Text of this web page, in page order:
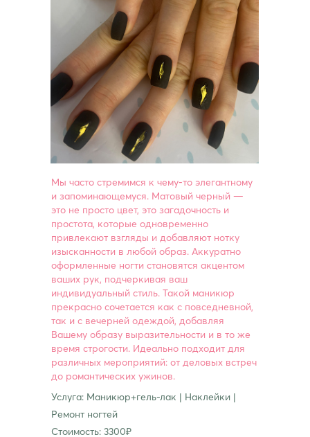
Услуга: Маникюр+гель-лак | Наклейки |
Ремонт ногтей
Стоимость: 3300₽
Мы часто стремимся к чему-то элегантному
и запоминающемуся. Матовый черный —
это не просто цвет, это загадочность и
простота, которые одновременно
привлекают взгляды и добавляют нотку
изысканности в любой образ. Аккуратно
оформленные ногти становятся акцентом
ваших рук, подчеркивая ваш
индивидуальный стиль. Такой маникюр
прекрасно сочетается как с повседневной,
так и с вечерней одеждой, добавляя
Вашему образу выразительности и в то же
время строгости. Идеально подходит для
различных мероприятий: от деловых встреч
до романтических ужинов.